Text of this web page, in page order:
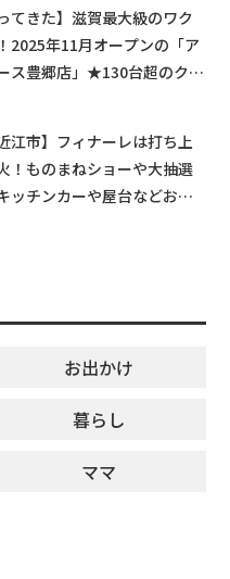
ってきた】滋賀最大級のワク
2025年11月オープンの「ア
ス豊郷店」★130台超のクレ
近江市】フィナーレは打ち上
！ものまねショーや大抽選
ッチンカーや屋台などお楽
お出かけ
暮らし
ママ